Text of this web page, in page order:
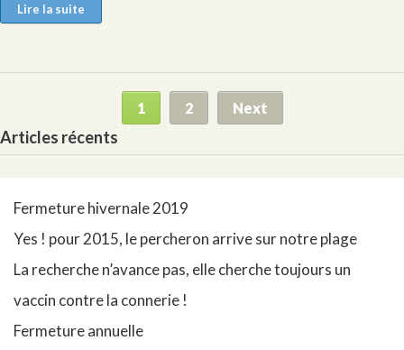
Lire la suite
1 2 Next
Articles récents
Fermeture hivernale 2019
Yes ! pour 2015, le percheron arrive sur notre plage
La recherche n’avance pas, elle cherche toujours un
vaccin contre la connerie !
Fermeture annuelle